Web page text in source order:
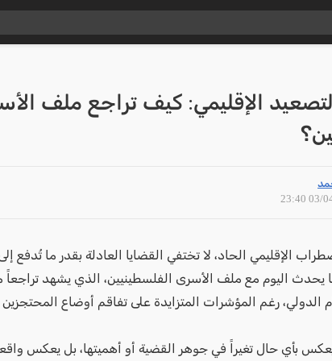
الإقليمي: كيف تراجع ملف
الإقليمي الحاد، لا تختفي القضايا العادلة بقدر ما تُدفع
يحدث اليوم مع ملف الأسرى الفلسطينيين، الذي يشهد
الدولي، رغم المؤشرات المتزايدة على تفاقم أوضاع
يعكس بأي حال تغيراً في جوهر القضية أو أهميتها، بل يعكس